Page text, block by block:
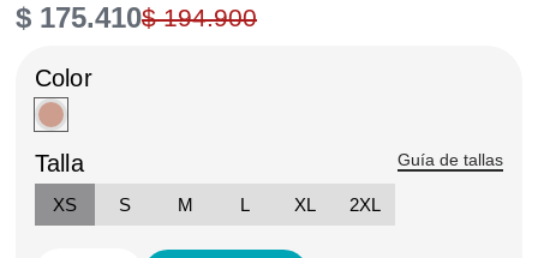
$ 175.410$ 194.900
Talla
XS S M L XL 2XL
Guía de tallas